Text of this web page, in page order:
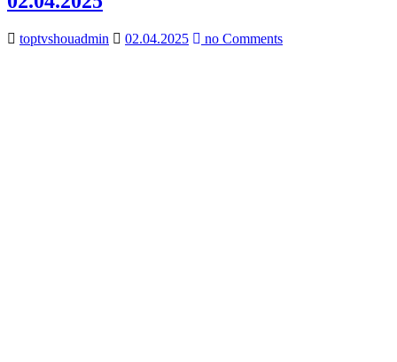
toptvshouadmin 02.04.2025 no Comments